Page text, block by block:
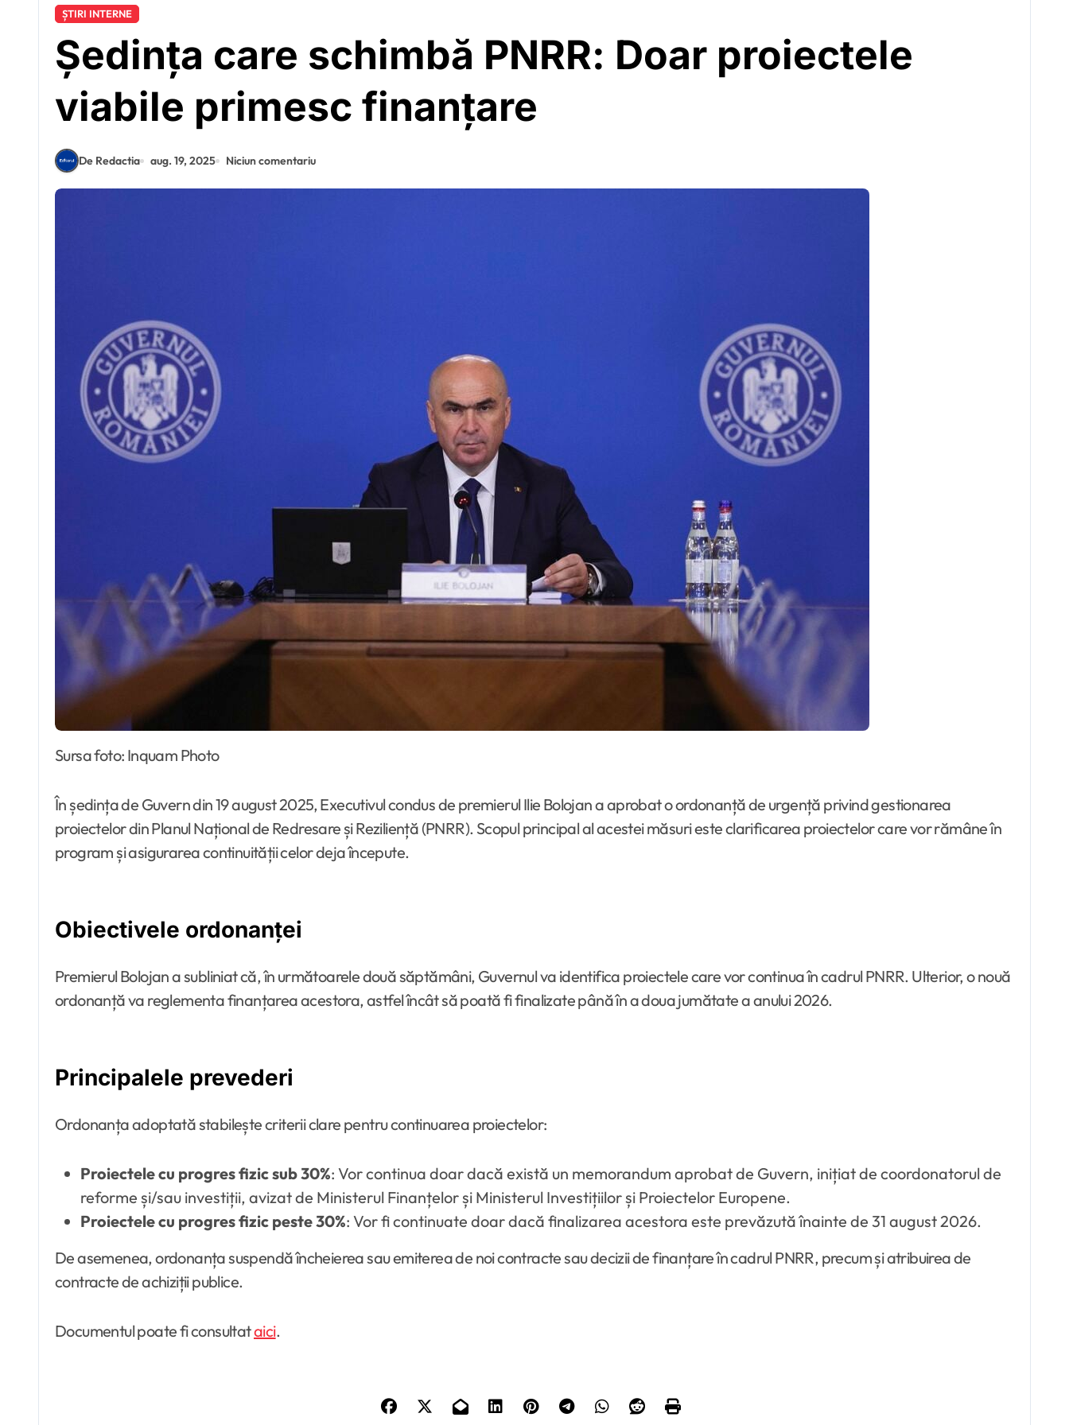
ȘTIRI INTERNE
Ședința care schimbă PNRR: Doar proiectele
viabile primesc finanțare
De Redactia aug. 19, 2025 Niciun comentariu
Sursa foto: Inquam Photo
În ședința de Guvern din 19 august 2025, Executivul condus de premierul Ilie Bolojan a aprobat o ordonanță de urgență privind gestionarea
proiectelor din Planul Național de Redresare și Reziliență (PNRR). Scopul principal al acestei măsuri este clarificarea proiectelor care vor rămâne în
program și asigurarea continuității celor deja începute.
Obiectivele ordonanței
Premierul Bolojan a subliniat că, în următoarele două săptămâni, Guvernul va identifica proiectele care vor continua în cadrul PNRR. Ulterior, o nouă
ordonanță va reglementa finanțarea acestora, astfel încât să poată fi finalizate până în a doua jumătate a anului 2026.
Principalele prevederi
Ordonanța adoptată stabilește criterii clare pentru continuarea proiectelor:
Proiectele cu progres fizic sub 30%: Vor continua doar dacă există un memorandum aprobat de Guvern, inițiat de coordonatorul de
reforme și/sau investiții, avizat de Ministerul Finanțelor și Ministerul Investițiilor și Proiectelor Europene.
Proiectele cu progres fizic peste 30%: Vor fi continuate doar dacă finalizarea acestora este prevăzută înainte de 31 august 2026.
De asemenea, ordonanța suspendă încheierea sau emiterea de noi contracte sau decizii de finanțare în cadrul PNRR, precum și atribuirea de
contracte de achiziții publice.
Documentul poate fi consultataici.